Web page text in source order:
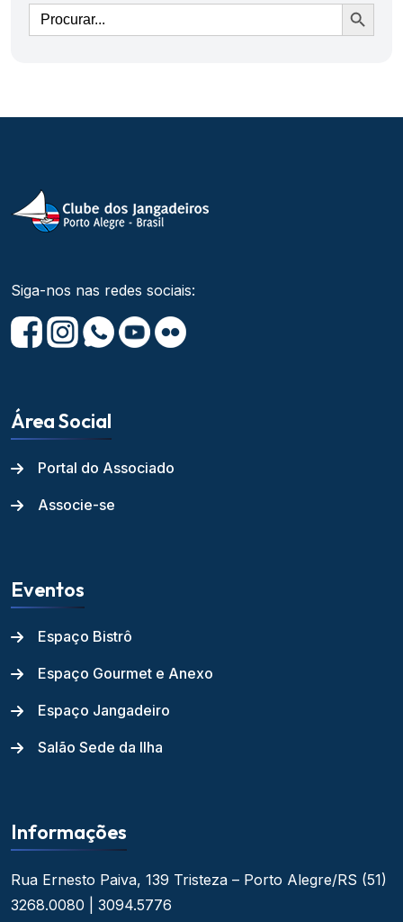
Siga-nos nas redes sociais:
Área Social
Portal do Associado
Associe-se
Eventos
Espaço Bistrô
Espaço Gourmet e Anexo
Espaço Jangadeiro
Salão Sede da Ilha
Informações
Rua Ernesto Paiva, 139 Tristeza – Porto Alegre/RS (51)
3268.0080 | 3094.5776